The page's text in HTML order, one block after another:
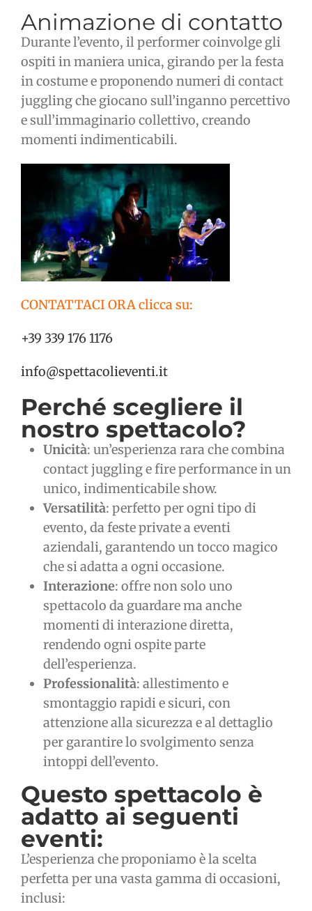
Animazione di contatto
Durante l’evento, il performer coinvolge gli
ospiti in maniera unica, girando per la festa
in costume e proponendo numeri di contact
juggling che giocano sull’inganno percettivo
e sull’immaginario collettivo, creando
momenti indimenticabili.
CONTATTACI ORA clicca su:
+39 339 176 1176
info@spettacolieventi.it
Perché scegliere il
nostro spettacolo?
Unicità: un’esperienza rara che combina
contact juggling e fire performance in un
unico, indimenticabile show.
Versatilità: perfetto per ogni tipo di
evento, da feste private a eventi
aziendali, garantendo un tocco magico
che si adatta a ogni occasione.
Interazione: offre non solo uno
spettacolo da guardare ma anche
momenti di interazione diretta,
rendendo ogni ospite parte
dell’esperienza.
Professionalità: allestimento e
smontaggio rapidi e sicuri, con
attenzione alla sicurezza e al dettaglio
per garantire lo svolgimento senza
intoppi dell’evento.
Questo spettacolo è
adatto ai seguenti
eventi:
L’esperienza che proponiamo è la scelta
perfetta per una vasta gamma di occasioni,
inclusi: